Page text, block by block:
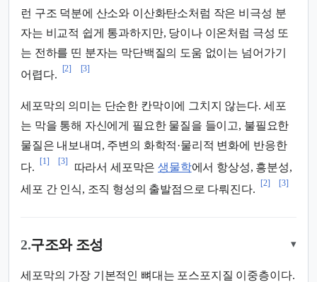
런 구조 덕분에 산소와 이산화탄소처럼 작은 비극성 분
자는 비교적 쉽게 통과하지만, 당이나 이온처럼 극성 또
는 전하를 띤 분자는 막단백질의 도움 없이는 넘어가기
어렵다.
[2] [3]
세포막의 의미는 단순한 칸막이에 그치지 않는다. 세포
는 막을 통해 자신에게 필요한 물질을 들이고, 불필요한
물질은 내보내며, 주변의 화학적·물리적 변화에 반응한
다.
[1] [3]
따라서 세포막은생물학에서 항상성, 흥분성,
세포 간 인식, 조직 형성의 출발점으로 다뤄진다.
[2] [3]
2.구조와 조성 ▾
세포막의 가장 기본적인 뼈대는 포스포지질 이중층이다.